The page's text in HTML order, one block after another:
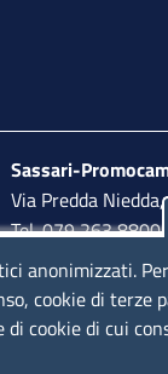
Sassari-
Via Predda
Tel. 079 263
lunedì al venerdì:
15,30 - 17,00
anonimizzati.
cookie di
cookie di cui